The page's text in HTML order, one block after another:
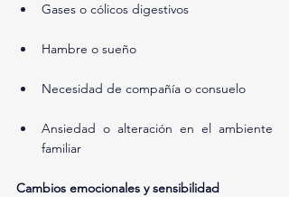
Gases o cólicos digestivos
Hambre o sueño
Necesidad de compañía o consuelo
Ansiedad o alteración en el ambiente
familiar
Cambios emocionales y sensibilidad